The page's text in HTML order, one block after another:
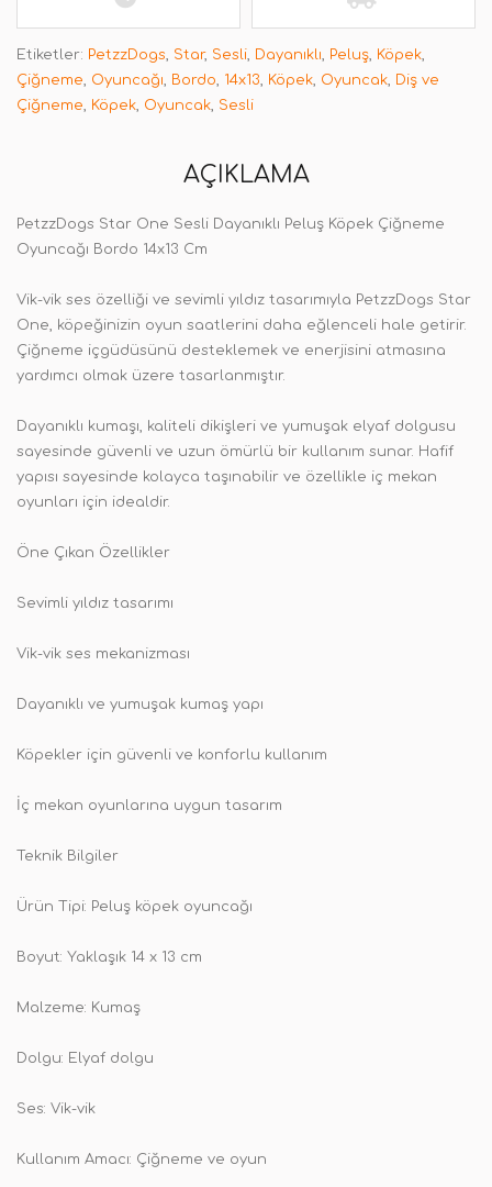
Etiketler: PetzzDogs, Star, Sesli, Dayanıklı, Peluş, Köpek,
Çiğneme, Oyuncağı, Bordo, 14x13, Köpek, Oyuncak, Diş ve
Çiğneme, Köpek, Oyuncak, Sesli
AÇIKLAMA
PetzzDogs Star One Sesli Dayanıklı Peluş Köpek Çiğneme
Oyuncağı Bordo 14x13 Cm
Vik-vik ses özelliği ve sevimli yıldız tasarımıyla PetzzDogs Star
One, köpeğinizin oyun saatlerini daha eğlenceli hale getirir.
Çiğneme içgüdüsünü desteklemek ve enerjisini atmasına
yardımcı olmak üzere tasarlanmıştır.
Dayanıklı kumaşı, kaliteli dikişleri ve yumuşak elyaf dolgusu
sayesinde güvenli ve uzun ömürlü bir kullanım sunar. Hafif
yapısı sayesinde kolayca taşınabilir ve özellikle iç mekan
oyunları için idealdir.
Öne Çıkan Özellikler
Sevimli yıldız tasarımı
Vik-vik ses mekanizması
Dayanıklı ve yumuşak kumaş yapı
Köpekler için güvenli ve konforlu kullanım
İç mekan oyunlarına uygun tasarım
Teknik Bilgiler
Ürün Tipi: Peluş köpek oyuncağı
Boyut: Yaklaşık 14 x 13 cm
Malzeme: Kumaş
Dolgu: Elyaf dolgu
Ses: Vik-vik
Kullanım Amacı: Çiğneme ve oyun